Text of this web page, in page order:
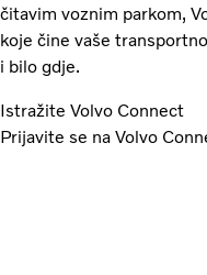
čitavim voznim parkom,
koje čine vaše
i bilo gdje.
Istražite Volvo Connect
Prijavite se na Volvo